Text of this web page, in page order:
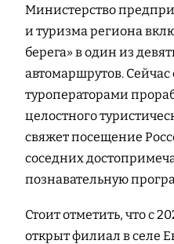
Министерство
и туризма региона
берега» в один из
автомаршрутов. Сейчас
туроператорами
целостного
свяжет посещение
соседних
познавательную
Стоит отметить, что с
открыт филиал в селе